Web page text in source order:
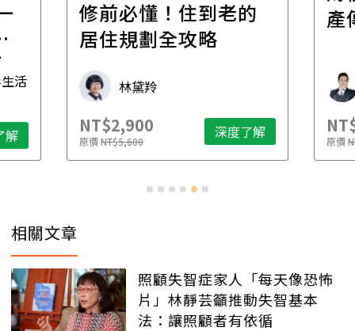
活
解
修前必懂！住到老的
居住規劃全攻略
林黛羚
NT$2,900
原價NT$5,600 深度了解
產
原價
相關文章
照顧失智症家人「每天像恐怖
片」林靜芸籲推動失智基本
法：讓照顧者有依循